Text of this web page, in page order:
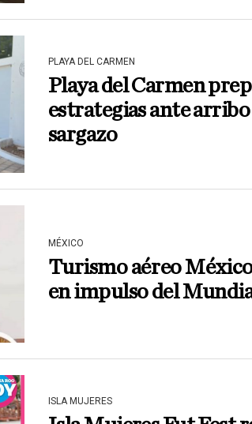
PLAYA DEL CARMEN
Playa del Carmen
estrategias ante
sargazo
MÉXICO
Turismo aéreo
en impulso del
ISLA MUJERES